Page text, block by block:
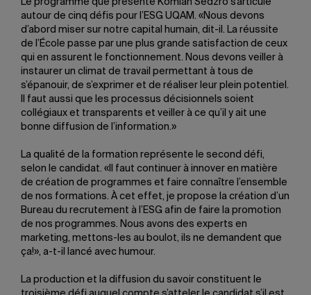
Le programme que présente Komlan Sedzro s’articule
autour de cinq défis pour l’ESG UQAM. «Nous devons
d’abord miser sur notre capital humain, dit-il. La réussite
de l’École passe par une plus grande satisfaction de ceux
qui en assurent le fonctionnement. Nous devons veiller à
instaurer un climat de travail permettant à tous de
s’épanouir, de s’exprimer et de réaliser leur plein potentiel.
Il faut aussi que les processus décisionnels soient
collégiaux et transparents et veiller à ce qu’il y ait une
bonne diffusion de l’information.»
La qualité de la formation représente le second défi,
selon le candidat. «Il faut continuer à innover en matière
de création de programmes et faire connaître l’ensemble
de nos formations. À cet effet, je propose la création d’un
Bureau du recrutement à l’ESG afin de faire la promotion
de nos programmes. Nous avons des experts en
marketing, mettons-les au boulot, ils ne demandent que
ça!», a-t-il lancé avec humour.
La production et la diffusion du savoir constituent le